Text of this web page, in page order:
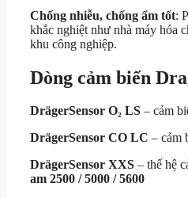
Chống nhiễu, chống ẩm tốt:
khắc nghiệt như nhà máy hóa
khu công nghiệp.
Dòng cảm biến
DrägerSensor O₂ LS – cảm
DrägerSensor CO LC – cảm
DrägerSensor XXS – thế hệ
am 2500 / 5000 / 5600